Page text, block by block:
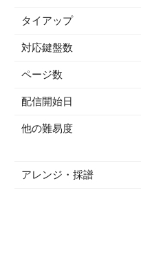
タイアップ
対応鍵盤数
ページ数
配信開始日
他の難易度
アレンジ・採譜